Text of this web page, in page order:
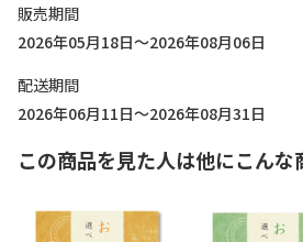
販売期間
2026年05月18日～2026年08月06日
配送期間
2026年06月11日～2026年08月31日
この商品を見た人は他にこんな